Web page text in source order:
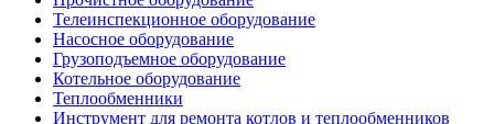
Телеинспекционное оборудование
Насосное оборудование
Грузоподъемное оборудование
Котельное оборудование
Теплообменники
Инструмент для ремонта котлов и теплообменников